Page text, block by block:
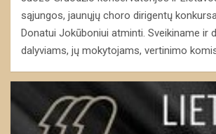
sąjungos, jaunųjų choro dirigentų
Donatui Jokūboniui atminti. Sveikiname ir
dalyviams, jų mokytojams, vertinimo